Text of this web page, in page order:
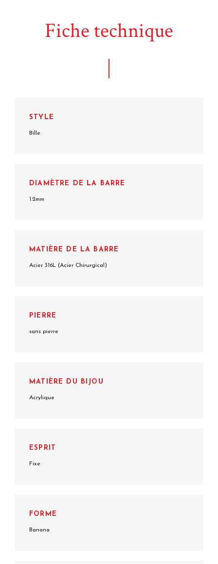
Fiche technique
STYLE
Bille
DIAMÈTRE DE LA BARRE
1.2mm
MATIÈRE DE LA BARRE
Acier 316L (Acier Chirurgical)
PIERRE
sans pierre
MATIÈRE DU BIJOU
Acrylique
ESPRIT
Fixe
FORME
Banana